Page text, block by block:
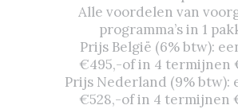
Alle voordelen van
programma’s in 1
Prijs België (6% btw):
€495,-of in 4 termijnen
Prijs Nederland (9% btw):
€528,-of in 4 termijnen